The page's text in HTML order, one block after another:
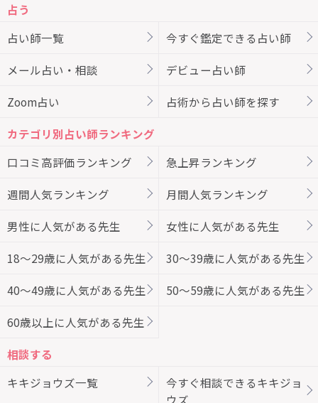
占う
占い師一覧
今すぐ鑑定できる占い師
メール占い・相談 デビュー占い師
Zoom占い 占術から占い師を探す
カテゴリ別占い師ランキング
口コミ高評価ランキング
急上昇ランキング
週間人気ランキング 月間人気ランキング
男性に人気がある先生 女性に人気がある先生
18～29歳に人気がある先生 30～39歳に人気がある先生
40～49歳に人気がある先生 50～59歳に人気がある先生
60歳以上に人気がある先生
相談する
キキジョウズ一覧
今すぐ相談できるキキジョ
ウズ